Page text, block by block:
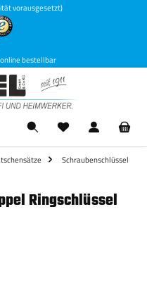
vorausgesetzt)
bestellbar
Schraubenschlüssel
Ringschlüssel